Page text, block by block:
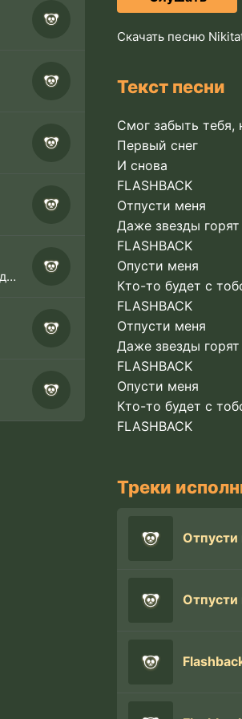
TumaniYO, MiyaGi, Эндшпиль
Скачать песню
Текст песни
Смог забыть тебя,
Первый снег
И снова
FLASHBACK
Отпусти меня
Даже звезды
FLASHBACK
Опусти меня
Кто-то будет с
FLASHBACK
Отпусти меня
Даже звезды
FLASHBACK
Опусти меня
Кто-то будет с
FLASHBACK
Треки
Отпусти
Отпусти